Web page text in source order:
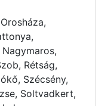
Rétság,
Szécsény,
Soltvadkert,